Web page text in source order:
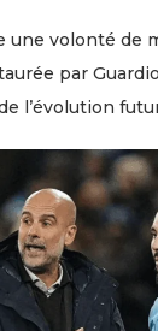
une volonté de
par
l’évolution